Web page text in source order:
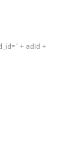
+ adId +